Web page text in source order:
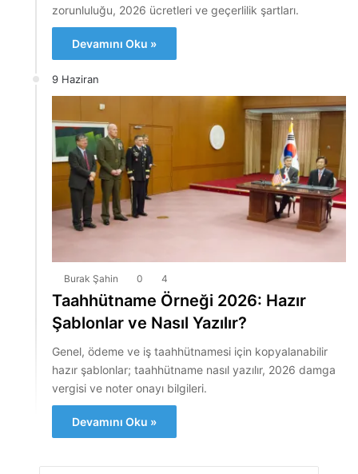
zorunluluğu, 2026 ücretleri ve geçerlilik şartları.
Devamını Oku »
9 Haziran
Burak Şahin 0 4
Taahhütname Örneği 2026: Hazır
Şablonlar ve Nasıl Yazılır?
Genel, ödeme ve iş taahhütnamesi için kopyalanabilir
hazır şablonlar; taahhütname nasıl yazılır, 2026 damga
vergisi ve noter onayı bilgileri.
Devamını Oku »